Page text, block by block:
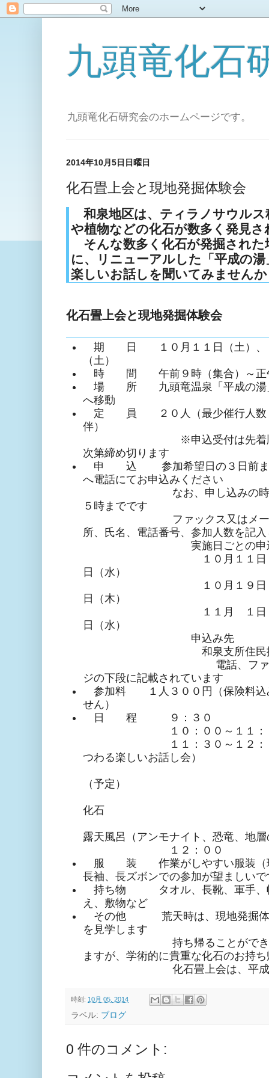
九頭竜化石
九頭竜化石研究会のホームページです。
2014年10月5日日曜日
化石畳上会と現地発掘体験会
和泉地区は、ティラノサウルス
や植物などの化石が数多く発見
そんな数多く化石が発掘された
に、リニューアルした「平成の
楽しいお話しを聞いてみません
化石畳上会と現地発掘体験会
期 日 １０月１１日（土）、１
（土）
時 間 午前９時（集合）～正
場 所 九頭竜温泉「平成の湯」
へ移動
定 員 ２０人（最少催行人数５
伴）
※申込受付は先着順とし
次第締め切ります
申 込 参加希望日の３日前まで
へ電話にてお申込みください
なお、申し込みの時間は
５時までです
ファックス又はメールで
所、氏名、電話番号、参加人数を記
実施日ごとの申込
１０月１１日 ・・
日（水）
１０月１９日 ・・・
日（木）
１１月 １日 ・・・
日（水）
申込み先
和泉支所住民振
電話、ファックス、
ジの下段に記載さ
参加料 １人３００円（保険料込
せん）
日 程 ９：３０ 平成
１０：００～１１：００
１１：３０～１２：００
つわる楽しいお話し会）
（予定）
化石
露天風呂（アンモナイト、恐竜、地
１２：００
服 装 作業がしやすい服装（現
長袖、長ズボンでの参加が望ましいで
持ち物 タオル、長靴、軍手、帽
え、敷物など
その他 荒天時は、現地発掘体
を見学します
持ち帰ることができる化
ますが、学術的に貴重な化石のお持
化石畳上会は、平成の湯
時刻: 10月 05, 2014
ラベル: ブログ
0 件のコメント: